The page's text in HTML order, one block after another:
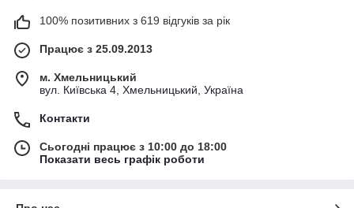
100% позитивних з 619 відгуків за рік
Працює з 25.09.2013
м. Хмельницький
вул. Київська 4, Хмельницький, Україна
Контакти
Сьогодні працює з 10:00 до 18:00
Показати весь графік роботи